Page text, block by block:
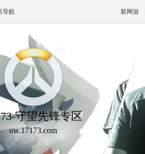
导航 新网游
守望先锋专区
ow.17173.com